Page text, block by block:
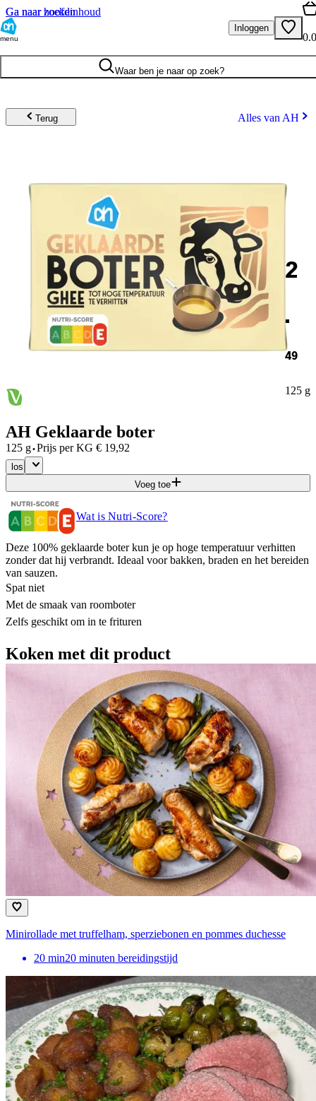
Ga naar hoofdinhoud
Ga naar zoeken
menu
Inloggen
Waar ben je naar op zoek?
Terug Alles van AH
2
.
49
125 g
AH Geklaarde boter
125 g·Prijs per KG € 19,92
los
Voeg toe
Wat is Nutri-Score?
Deze 100% geklaarde boter kun je op hoge temperatuur verhitten
zonder dat hij verbrandt. Ideaal voor bakken, braden en het bereiden
van sauzen.
Spat niet
Met de smaak van roomboter
Zelfs geschikt om in te frituren
Koken met dit product
Minirollade met truffelham, sperziebonen en pommes duchesse
20 min20 minuten bereidingstijd